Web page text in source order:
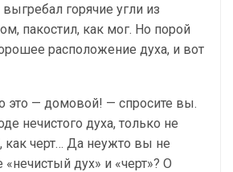
горячие угли из
пакостил, как мог. Но порой
расположение духа, и вот
это — домовой! — спросите вы.
нечистого духа, только не
как черт… Да неужто вы не
«нечистый дух» и «черт»? О